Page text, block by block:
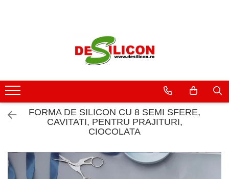
FORMA DE SILICON CU 8 SEMI SFERE,
CAVITATI, PENTRU PRAJITURI,
CIOCOLATA